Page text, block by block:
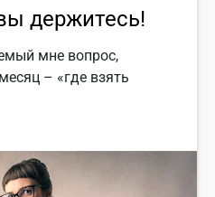
держитесь!
мне вопрос,
– «где взять